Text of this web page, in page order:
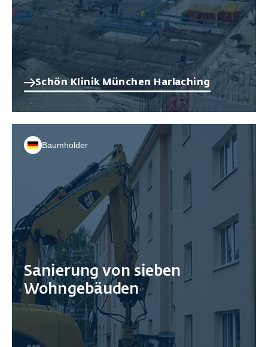
Schön Klinik München Harlaching
Baumholder
Sanierung von sieben
Wohngebäuden